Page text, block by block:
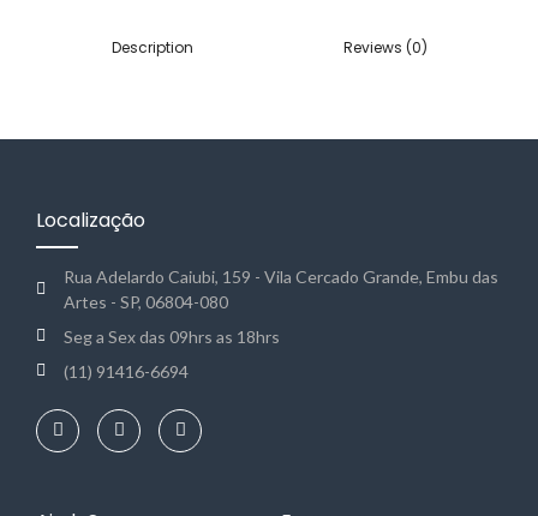
Description Reviews (0)
Localização
Rua Adelardo Caiubi, 159 - Vila Cercado Grande, Embu das
Artes - SP, 06804-080
Seg a Sex das 09hrs as 18hrs
(11) 91416-6694